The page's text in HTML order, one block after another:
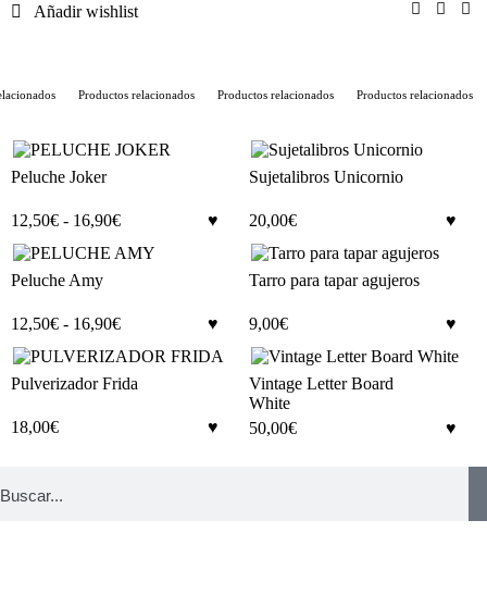
Añadir wishlist
Productos relacionados Productos relacionados Productos relacionados
Peluche Joker
12,50€ - 16,90€
Sujetalibros Unicornio
20,00€
Peluche Amy
12,50€ - 16,90€
Tarro para tapar agujeros
9,00€
Pulverizador Frida
18,00€
Vintage Letter Board
White
50,00€